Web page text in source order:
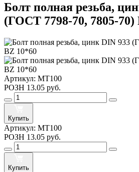
Болт полная резьба,
(ГОСТ 7798-70, 7805-70)
Артикул: MT100
РОЗН 13.05 руб.
Купить
Артикул: MT100
РОЗН 13.05 руб.
Купить